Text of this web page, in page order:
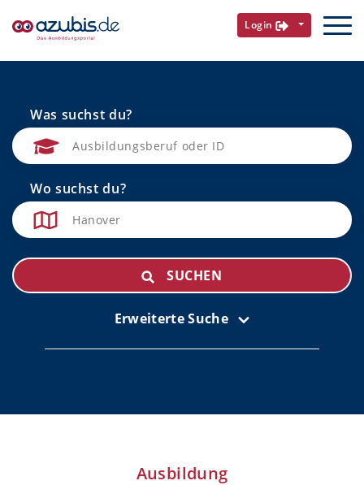
Login
Was suchst du?
Wo suchst du?
SUCHEN
Erweiterte Suche
Ausbildung